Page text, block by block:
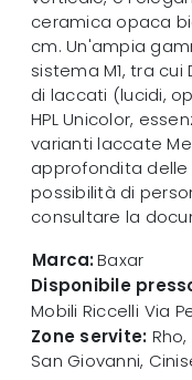
ceramica opaca
cm. Un'ampia
sistema M1, tra
di laccati (lucidi,
HPL Unicolor,
varianti laccate
approfondita
possibilità di
consultare la
Marca:Baxar
Disponibile
Mobili Riccelli Via
Zone servite:
San Giovanni,